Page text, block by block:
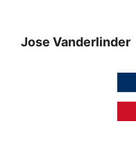
Jose Vanderlinder